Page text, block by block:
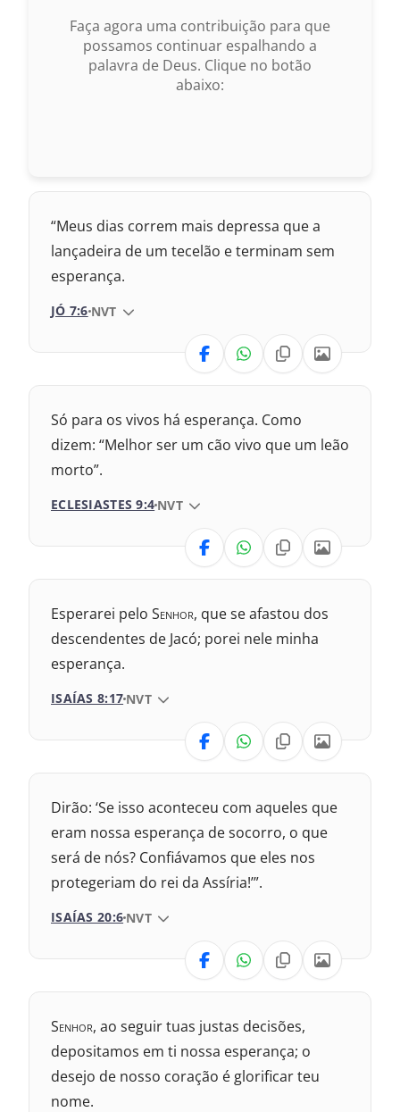
– Almeida Revisada e Corrigida
– Almeida Revisada e Atualizada
Faça agora uma contribuição para que
possamos continuar espalhando a
palavra de Deus. Clique no botão
abaixo:
“Meus dias correm mais depressa que a
lançadeira de um tecelão e terminam sem
esperança.
JÓ 7:6 VERSÃO DA BÍBLIA
NVT
VERSÃO
– Nova Almeida Atualizada
– Almeida Revisada e Corrigida
– Almeida Revisada e Atualizada
Só para os vivos há esperança. Como
dizem: “Melhor ser um cão vivo que um leão
morto”.
ECLESIASTES 9:4 VERSÃO DA BÍBLIA
NVT
VERSÃO
2017 – Nova Almeida Atualizada
2009 – Almeida Revisada e Corrigida
1969 – Almeida Revisada e Corrigida
1993 – Almeida Revisada e Atualizada
Esperarei pelo Senhor, que se afastou dos
descendentes de Jacó; porei nele minha
esperança.
ISAÍAS 8:17 VERSÃO DA BÍBLIA
NVT
VERSÃO
2017 – Nova Almeida Atualizada
2009 – Almeida Revisada e Corrigida
1969 – Almeida Revisada e Corrigida
1993 – Almeida Revisada e Atualizada
Dirão: ‘Se isso aconteceu com aqueles que
eram nossa esperança de socorro, o que
será de nós? Confiávamos que eles nos
protegeriam do rei da Assíria!’”.
ISAÍAS 20:6 VERSÃO DA BÍBLIA
NVT
VERSÃO
2017 – Nova Almeida Atualizada
2009 – Almeida Revisada e Corrigida
Senhor, ao seguir tuas justas decisões,
depositamos em ti nossa esperança; o
desejo de nosso coração é glorificar teu
nome.